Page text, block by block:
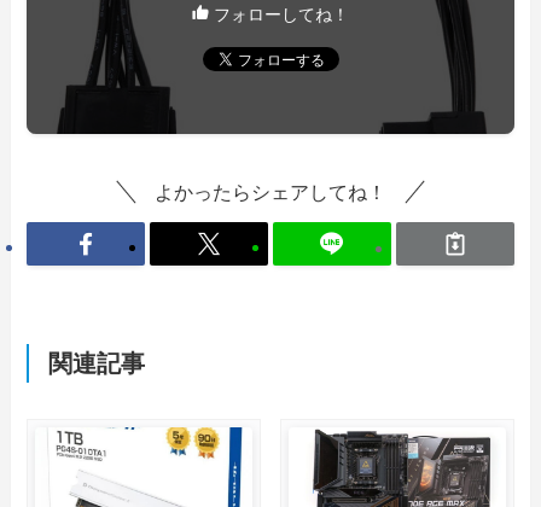
フォローしてね！
よかったらシェアしてね！
関連記事